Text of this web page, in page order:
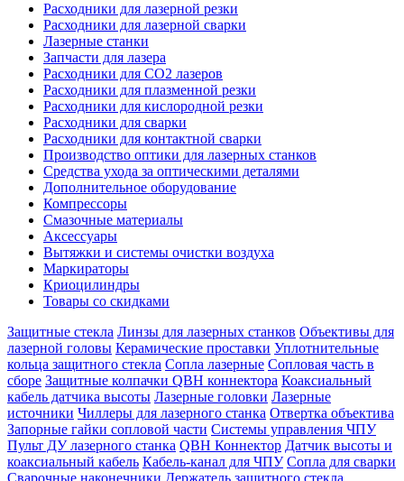
Расходники для лазерной резки
Расходники для лазерной сварки
Лазерные станки
Запчасти для лазера
Расходники для СО2 лазеров
Расходники для плазменной резки
Расходники для кислородной резки
Расходники для сварки
Расходники для контактной сварки
Производство оптики для лазерных станков
Средства ухода за оптическими деталями
Дополнительное оборудование
Компрессоры
Смазочные материалы
Аксессуары
Вытяжки и системы очистки воздуха
Маркираторы
Криоцилиндры
Товары со скидками
Защитные стекла Линзы для лазерных станков Объективы для
лазерной головы Керамические проставки Уплотнительные
кольца защитного стекла Сопла лазерные Сопловая часть в
сборе Защитные колпачки QBH коннектора Коаксиальный
кабель датчика высоты Лазерные головки Лазерные
источники Чиллеры для лазерного станка Отвертка объектива
Запорные гайки сопловой части Системы управления ЧПУ
Пульт ДУ лазерного станка QBH Коннектор Датчик высоты и
коаксиальный кабель Кабель-канал для ЧПУ Сопла для сварки
Сварочные наконечники Держатель защитного стекла